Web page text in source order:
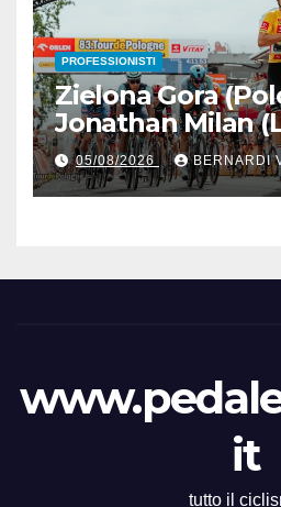
PROFESSIONISTI
Zielona Gora
Jonathan Milan
Vince la terza
seguito e in
all’83° Giro di
05/08/2026 BERNARDI
it
tutto il